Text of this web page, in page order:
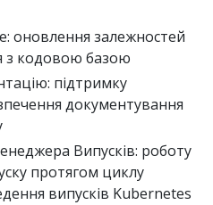
оновлення залежностей
з кодовою базою
підтримку
документування
Випусків: роботу
протягом циклу
випусків Kubernetes